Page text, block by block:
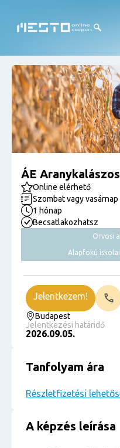
ÁE
Online elérhető
Szombat vagy vasárnap
1 hónap
Becsatlakozhatsz
Orvosi
Alapfokú
Budapest
Jelentkezési határidő
2026.09.05.
Jelentkezem!
Tanfolyam ára
Részletfizetési
A képzés leírása